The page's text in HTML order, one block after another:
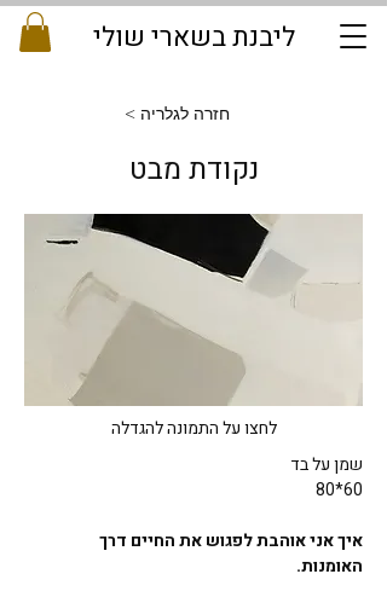
ליבנת בשארי שולי
< חזרה לגלריה
נקודת מבט
לחצו על התמונה להגדלה
שמן על בד
80*60
איך אני אוהבת לפגוש את החיים דרך
האומנות.